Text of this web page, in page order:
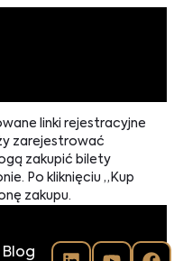
linki rejestracyjne
zarejestrować
zakupić bilety
Po kliknięciu „Kup
zakupu.
Blog